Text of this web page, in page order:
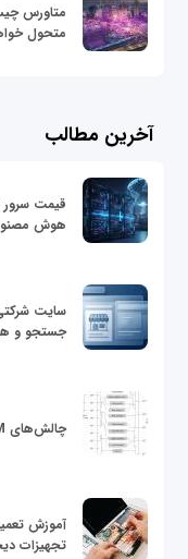
متاورس
متحول
آخرین مطالب
هوش
سایت
جستجو و
چالش‌های RAM در Workloadهای محاسباتی HPC
آموزش
تجهیزات